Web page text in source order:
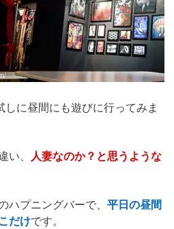
に昼間にも遊びに行ってみま
、 人妻なのか？と思うような
プニングバーで、 平日の昼間
だけです。